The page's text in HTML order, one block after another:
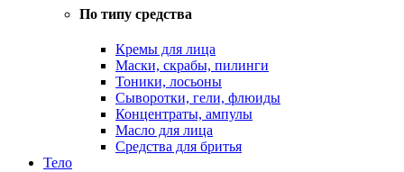
По типу средства
Кремы для лица
Маски, скрабы, пилинги
Тоники, лосьоны
Сыворотки, гели, флюиды
Концентраты, ампулы
Масло для лица
Средства для бритья
Тело